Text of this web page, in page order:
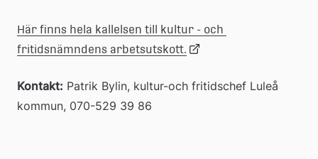
Här finns hela kallelsen till kultur - och
fritidsnämndens arbetsutskott. Länk
till
Kontakt: Patrik Bylin, kultur-och fritidschef Luleå
kommun, 070-529 39 86